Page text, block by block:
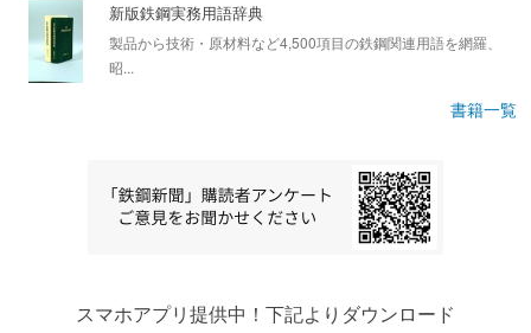
新版鉄鋼実務用語辞典
製品から技術・原材料など4,500項目の鉄鋼関連用語を網羅、
昭...
書籍一覧
スマホアプリ提供中！下記よりダウンロード